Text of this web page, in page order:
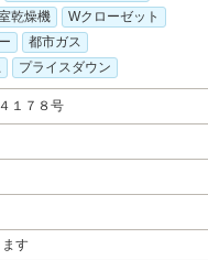
乾燥機
Wクローゼット
都市ガス
プライスダウン
１７８号
す